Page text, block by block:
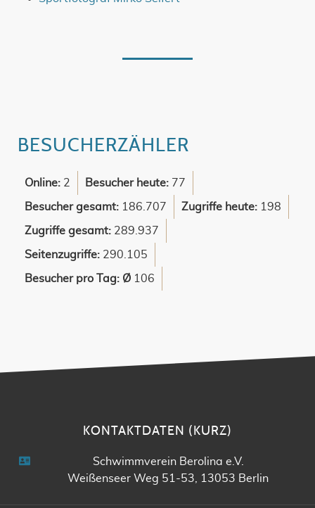
BESUCHERZÄHLER
Online: 2 Besucher heute: 77
Besucher gesamt: 186.707 Zugriffe heute: 198
Zugriffe gesamt: 289.937
Seitenzugriffe: 290.105
Besucher pro Tag: Ø 106
KONTAKTDATEN (KURZ)
Schwimmverein Berolina e.V.
Weißenseer Weg 51-53, 13053 Berlin